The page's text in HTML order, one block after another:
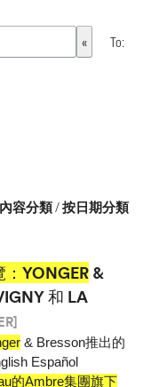
To:
容分類/按日期分類
：YONGER &
和 LA
& Bresson推出的
Español
的Ambre集團旗下